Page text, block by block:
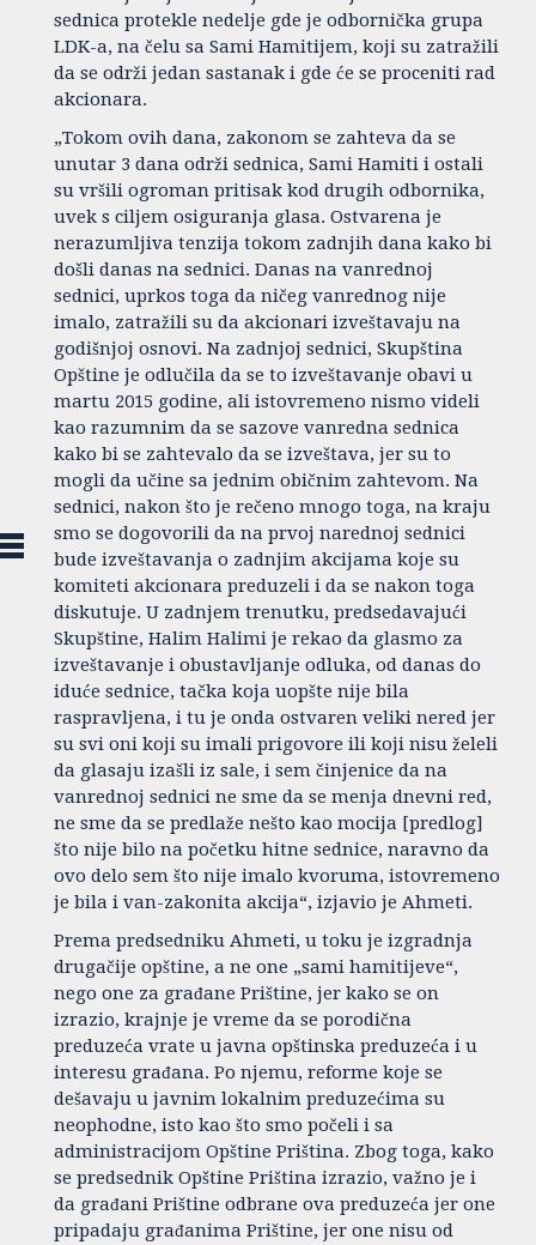
sednica protekle nedelje gde je odbornička grupa
LDK-a, na čelu sa Sami Hamitijem, koji su zatražili
da se održi jedan sastanak i gde će se proceniti rad
akcionara.
„Tokom ovih dana, zakonom se zahteva da se
unutar 3 dana održi sednica, Sami Hamiti i ostali
su vršili ogroman pritisak kod drugih odbornika,
uvek s ciljem osiguranja glasa. Ostvarena je
nerazumljiva tenzija tokom zadnjih dana kako bi
došli danas na sednici. Danas na vanrednoj
sednici, uprkos toga da ničeg vanrednog nije
imalo, zatražili su da akcionari izveštavaju na
godišnjoj osnovi. Na zadnjoj sednici, Skupština
Opštine je odlučila da se to izveštavanje obavi u
martu 2015 godine, ali istovremeno nismo videli
kao razumnim da se sazove vanredna sednica
kako bi se zahtevalo da se izveštava, jer su to
mogli da učine sa jednim običnim zahtevom. Na
sednici, nakon što je rečeno mnogo toga, na kraju
smo se dogovorili da na prvoj narednoj sednici
bude izveštavanja o zadnjim akcijama koje su
komiteti akcionara preduzeli i da se nakon toga
diskutuje. U zadnjem trenutku, predsedavajući
Skupštine, Halim Halimi je rekao da glasmo za
izveštavanje i obustavljanje odluka, od danas do
iduće sednice, tačka koja uopšte nije bila
raspravljena, i tu je onda ostvaren veliki nered jer
su svi oni koji su imali prigovore ili koji nisu želeli
da glasaju izašli iz sale, i sem činjenice da na
vanrednoj sednici ne sme da se menja dnevni red,
ne sme da se predlaže nešto kao mocija [predlog]
što nije bilo na početku hitne sednice, naravno da
ovo delo sem što nije imalo kvoruma, istovremeno
je bila i van-zakonita akcija“, izjavio je Ahmeti.
Prema predsedniku Ahmeti, u toku je izgradnja
drugačije opštine, a ne one „sami hamitijeve“,
nego one za građane Prištine, jer kako se on
izrazio, krajnje je vreme da se porodična
preduzeća vrate u javna opštinska preduzeća i u
interesu građana. Po njemu, reforme koje se
dešavaju u javnim lokalnim preduzećima su
neophodne, isto kao što smo počeli i sa
administracijom Opštine Priština. Zbog toga, kako
se predsednik Opštine Priština izrazio, važno je i
da građani Prištine odbrane ova preduzeća jer one
pripadaju građanima Prištine, jer one nisu od